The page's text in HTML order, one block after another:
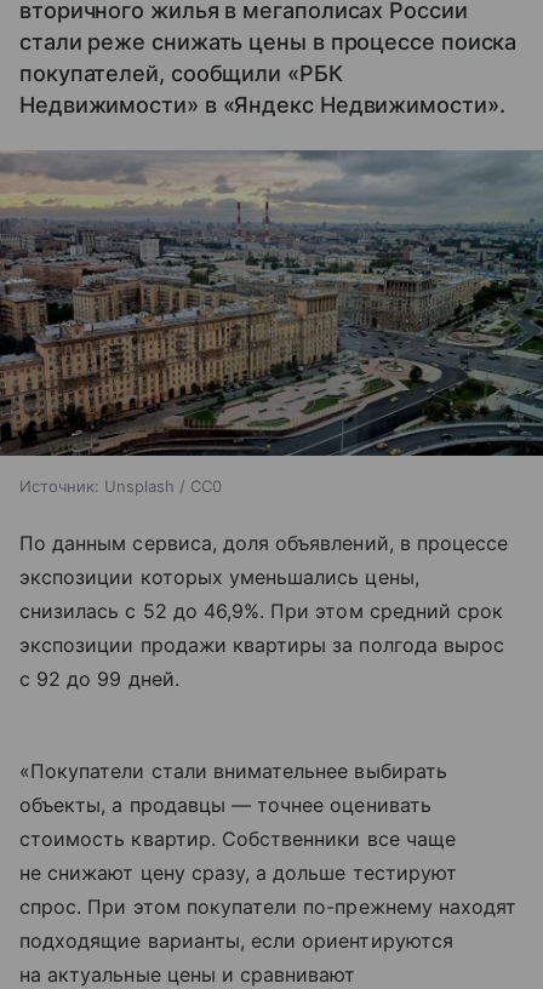
вторичного жилья в мегаполисах России
стали реже снижать цены в процессе поиска
покупателей, сообщили «РБК
Недвижимости» в «Яндекс Недвижимости».
Источник: Unsplash / CC0
По данным сервиса, доля объявлений, в процессе
экспозиции которых уменьшались цены,
снизилась с 52 до 46,9%. При этом средний срок
экспозиции продажи квартиры за полгода вырос
с 92 до 99 дней.
«Покупатели стали внимательнее выбирать
объекты, а продавцы — точнее оценивать
стоимость квартир. Собственники все чаще
не снижают цену сразу, а дольше тестируют
спрос. При этом покупатели по-прежнему находят
подходящие варианты, если ориентируются
на актуальные цены и сравнивают